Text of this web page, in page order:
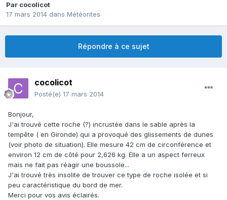
Par cocolicot
17 mars 2014 dans Météorites
Répondre à ce sujet
cocolicot
Posté(e) 17 mars 2014
Bonjour,
J'ai trouvé cette roche (?) incrustée dans le sable après la
tempête ( en Gironde) qui a provoqué des glissements de dunes
(voir photo de situation). Elle mesure 42 cm de circonférence et
environ 12 cm de côté pour 2,626 kg. Elle a un aspect ferreux
mais ne fait pas réagir une boussole...
J'ai trouvé très insolite de trouver ce type de roche isolée et si
peu caractéristique du bord de mer.
Merci pour vos avis éclairés.